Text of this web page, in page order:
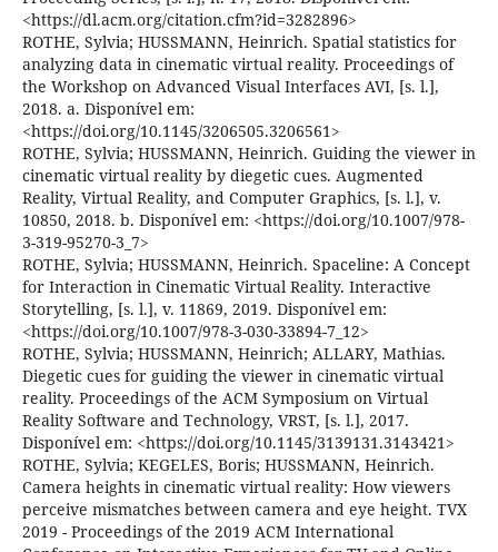
<https://dl.acm.org/citation.cfm?id=3282896>
ROTHE, Sylvia; HUSSMANN, Heinrich. Spatial statistics for
analyzing data in cinematic virtual reality. Proceedings of
the Workshop on Advanced Visual Interfaces AVI, [s. l.],
2018. a. Disponível em:
<https://doi.org/10.1145/3206505.3206561>
ROTHE, Sylvia; HUSSMANN, Heinrich. Guiding the viewer in
cinematic virtual reality by diegetic cues. Augmented
Reality, Virtual Reality, and Computer Graphics, [s. l.], v.
10850, 2018. b. Disponível em: <https://doi.org/10.1007/978-
3-319-95270-3_7>
ROTHE, Sylvia; HUSSMANN, Heinrich. Spaceline: A Concept
for Interaction in Cinematic Virtual Reality. Interactive
Storytelling, [s. l.], v. 11869, 2019. Disponível em:
<https://doi.org/10.1007/978-3-030-33894-7_12>
ROTHE, Sylvia; HUSSMANN, Heinrich; ALLARY, Mathias.
Diegetic cues for guiding the viewer in cinematic virtual
reality. Proceedings of the ACM Symposium on Virtual
Reality Software and Technology, VRST, [s. l.], 2017.
Disponível em: <https://doi.org/10.1145/3139131.3143421>
ROTHE, Sylvia; KEGELES, Boris; HUSSMANN, Heinrich.
Camera heights in cinematic virtual reality: How viewers
perceive mismatches between camera and eye height. TVX
2019 - Proceedings of the 2019 ACM International